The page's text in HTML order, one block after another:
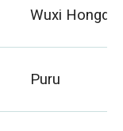
Wuxi Hongda
Puru